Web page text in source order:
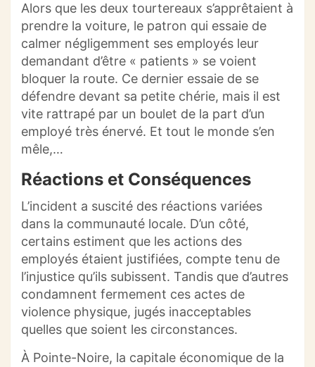
Alors que les deux tourtereaux s’apprêtaient à
prendre la voiture, le patron qui essaie de
calmer négligemment ses employés leur
demandant d’être « patients » se voient
bloquer la route. Ce dernier essaie de se
défendre devant sa petite chérie, mais il est
vite rattrapé par un boulet de la part d’un
employé très énervé. Et tout le monde s’en
mêle,…
Réactions et Conséquences
L’incident a suscité des réactions variées
dans la communauté locale. D’un côté,
certains estiment que les actions des
employés étaient justifiées, compte tenu de
l’injustice qu’ils subissent. Tandis que d’autres
condamnent fermement ces actes de
violence physique, jugés inacceptables
quelles que soient les circonstances.
À Pointe-Noire, la capitale économique de la